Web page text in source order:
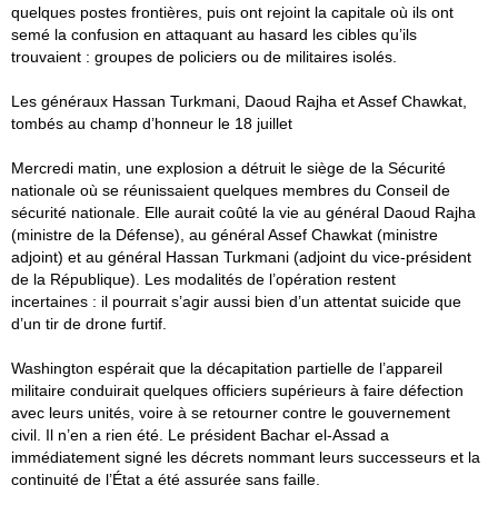
quelques postes frontières, puis ont rejoint la capitale où ils ont
semé la confusion en attaquant au hasard les cibles qu’ils
trouvaient : groupes de policiers ou de militaires isolés.
Les généraux Hassan Turkmani, Daoud Rajha et Assef Chawkat,
tombés au champ d’honneur le 18 juillet
Mercredi matin, une explosion a détruit le siège de la Sécurité
nationale où se réunissaient quelques membres du Conseil de
sécurité nationale. Elle aurait coûté la vie au général Daoud Rajha
(ministre de la Défense), au général Assef Chawkat (ministre
adjoint) et au général Hassan Turkmani (adjoint du vice-président
de la République). Les modalités de l’opération restent
incertaines : il pourrait s’agir aussi bien d’un attentat suicide que
d’un tir de drone furtif.
Washington espérait que la décapitation partielle de l’appareil
militaire conduirait quelques officiers supérieurs à faire défection
avec leurs unités, voire à se retourner contre le gouvernement
civil. Il n’en a rien été. Le président Bachar el-Assad a
immédiatement signé les décrets nommant leurs successeurs et la
continuité de l’État a été assurée sans faille.